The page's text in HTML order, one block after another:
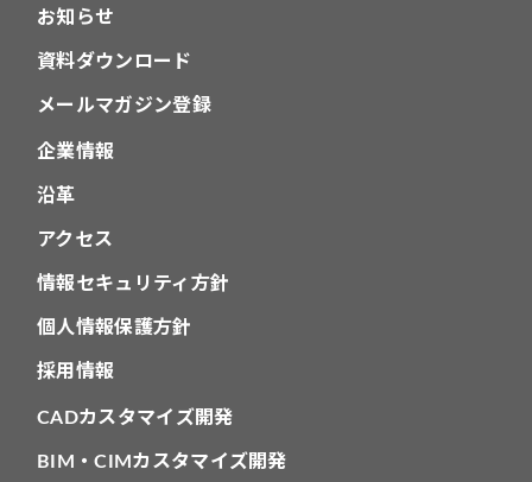
お知らせ
資料ダウンロード
メールマガジン登録
企業情報
沿革
アクセス
情報セキュリティ方針
個人情報保護方針
採用情報
CADカスタマイズ開発
BIM・CIMカスタマイズ開発